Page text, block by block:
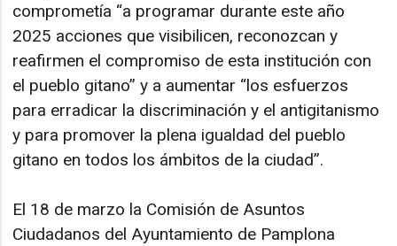
comprometía “a programar durante este año
2025 acciones que visibilicen, reconozcan y
reafirmen el compromiso de esta institución con
el pueblo gitano” y a aumentar “los esfuerzos
para erradicar la discriminación y el antigitanismo
y para promover la plena igualdad del pueblo
gitano en todos los ámbitos de la ciudad”.
El 18 de marzo la Comisión de Asuntos
Ciudadanos del Ayuntamiento de Pamplona